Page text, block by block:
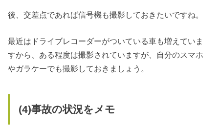
後、交差点であれば信号機も撮影しておきたいですね。
最近はドライブレコーダーがついている車も増えていま
すから、ある程度は撮影されていますが、自分のスマホ
やガラケーでも撮影しておきましょう。
(4)事故の状況をメモ